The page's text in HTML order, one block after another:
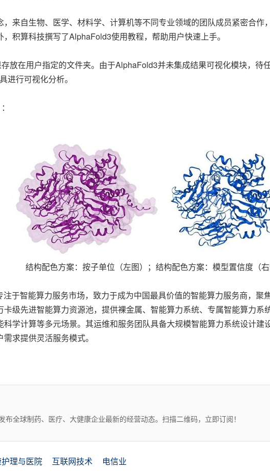
来自生物、医学、材料学、计算机等不同专业领域的团队成员紧密合
积算科技撰写了AlphaFold3使用教程，帮助用户快速上手。
放在用户指定的文件夹。由于AlphaFold3并未集成结果可视化模块，待
进行可视化分析。
结构配色方案：按子单位（左图）；结构配色方案：模型置信度（右
于智能算力服务市场，致力于成为中国最具价值的智能算力服务商，聚
级先进智能算力资源池，提供裸金属、智能算力系统、专属智能算力
学计算等多元场景。其运维和服务团队具备大规模智能算力系统设计
求提供灵活服务模式。
布全球制药、医疗、大健康企业最新的经营动态。扫描二维码，立即订阅！
理与医院 互联网技术 电信业